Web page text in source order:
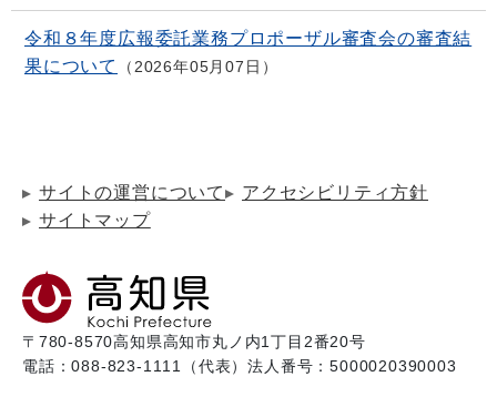
令和８年度広報委託業務プロポーザル審査会の審査結
果について
2026年05月07日
サイトの運営について
アクセシビリティ方針
サイトマップ
〒780-8570高知県高知市丸ノ内1丁目2番20号
電話：088-823-1111（代表）法人番号：5000020390003